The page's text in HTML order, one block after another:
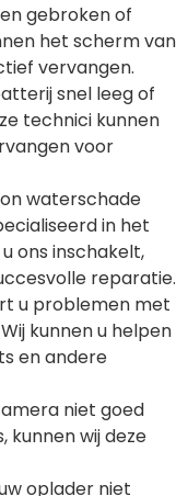
gebroken of
het scherm van
vervangen.
snel leeg of
technici kunnen
voor
waterschade
in het
ons inschakelt,
reparatie.
u problemen met
kunnen u helpen
en andere
niet goed
kunnen wij deze
oplader niet